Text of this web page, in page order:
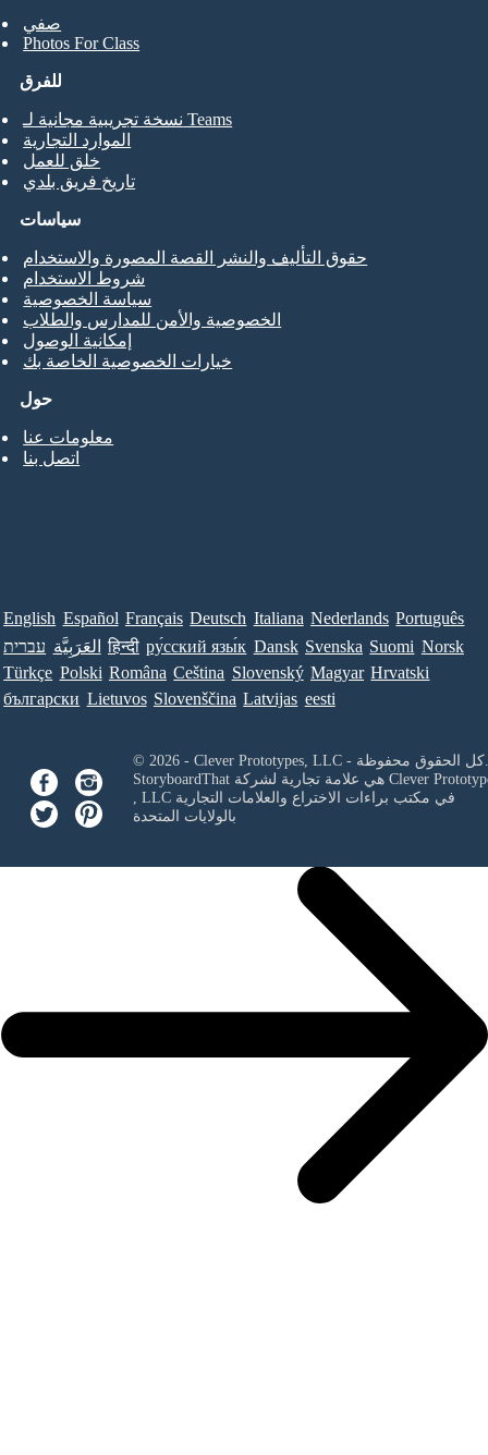
صفي
Photos For Class
للفرق
نسخة تجريبية مجانية لـ Teams
الموارد التجارية
خلق للعمل
تاريخ فريق بلدي
حول
معلومات عنا
اتصل بنا
سياسات
حقوق التأليف والنشر القصة المصورة والاستخدام
شروط الاستخدام
سياسة الخصوصية
الخصوصية والأمن للمدارس والطلاب
إمكانية الوصول
خيارات الخصوصية الخاصة بك
English Español Français Deutsch Italiana Nederlands Português
עברית العَرَبِيَّة हिन्दी ру́сский язы́к Dansk Svenska Suomi Norsk
Türkçe Polski Româna Ceština Slovenský Magyar Hrvatski
български Lietuvos Slovenščina Latvijas eesti
© 2026 - Clever Prototypes, LLC - كل الحقوق محفوظة.
StoryboardThat هي علامة تجارية لشركة Clever
, LLCفي مكتب براءات الاختراع والعلامات التجارية
بالولايات المتحدة